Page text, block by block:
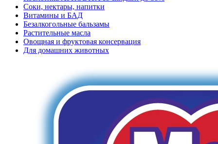
Соки, нектары, напитки
Витамины и БАД
Безалкогольные бальзамы
Растительные масла
Овощная и фруктовая консервация
Для домашних животных